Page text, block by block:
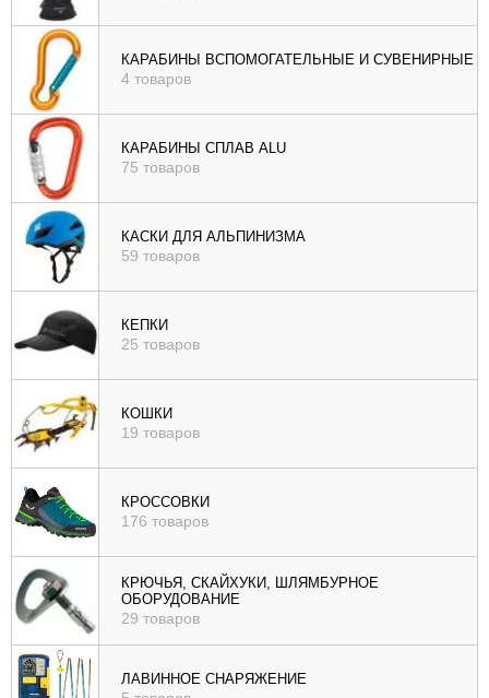
КАРАБИНЫ ВСПОМОГАТЕЛЬНЫЕ И СУВЕНИРНЫЕ
4 товаров
КАРАБИНЫ СПЛАВ ALU
75 товаров
КАСКИ ДЛЯ АЛЬПИНИЗМА
59 товаров
КЕПКИ
25 товаров
КОШКИ
19 товаров
КРОССОВКИ
176 товаров
КРЮЧЬЯ, СКАЙХУКИ, ШЛЯМБУРНОЕ
ОБОРУДОВАНИЕ
29 товаров
ЛАВИННОЕ СНАРЯЖЕНИЕ